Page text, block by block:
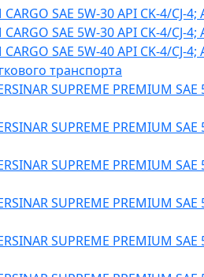
SAE 5W-30 API CK-4/CJ-
SAE 5W-30 API CK-4/CJ-
SAE 5W-40 API CK-4/CJ-4;
транспорта
SUPREME PREMIUM SAE
SUPREME PREMIUM SAE
SUPREME PREMIUM SAE
SUPREME PREMIUM SAE
SUPREME PREMIUM SAE